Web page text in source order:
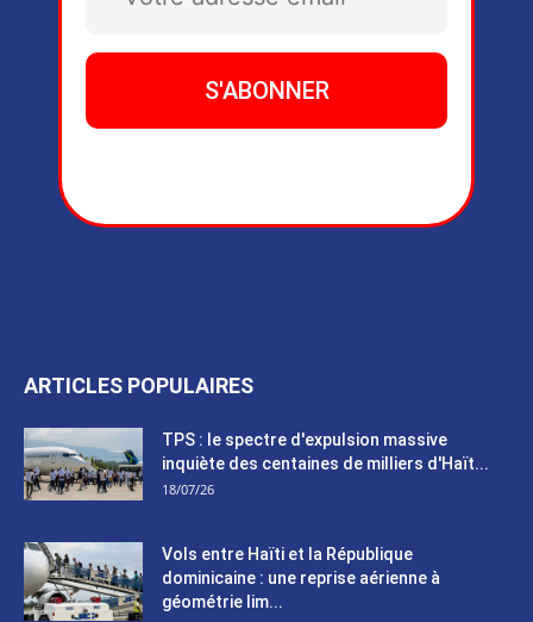
ARTICLES POPULAIRES
TPS : le spectre d'expulsion massive
inquiète des centaines de milliers d'Haït...
18/07/26
Vols entre Haïti et la République
dominicaine : une reprise aérienne à
géométrie lim...